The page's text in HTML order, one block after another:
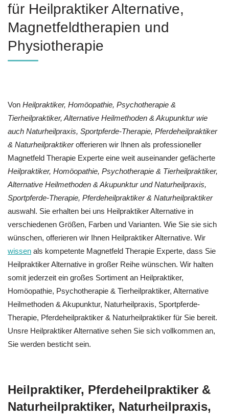
für Heilpraktiker Alternative,
Magnetfeldtherapien und
Physiotherapie
Von Heilpraktiker, ‎Homöopathie, ‎Psychotherapie &
‎Tierheilpraktiker, Alternative Heilmethoden & Akupunktur wie
auch Naturheilpraxis, Sportpferde-Therapie, Pferdeheilpraktiker
& Naturheilpraktikerofferieren wir Ihnen als professioneller
Magnetfeld Therapie Experte eine weit auseinander gefächerte
Heilpraktiker, ‎Homöopathie, ‎Psychotherapie & ‎Tierheilpraktiker,
Alternative Heilmethoden & Akupunktur und Naturheilpraxis,
Sportpferde-Therapie, Pferdeheilpraktiker & Naturheilpraktiker
auswahl. Sie erhalten bei uns Heilpraktiker Alternative in
verschiedenen Größen, Farben und Varianten. Wie Sie sie sich
wünschen, offerieren wir Ihnen Heilpraktiker Alternative. Wir
wissen als kompetente Magnetfeld Therapie Experte, dass Sie
Heilpraktiker Alternative in großer Reihe wünschen. Wir halten
somit jederzeit ein großes Sortiment an Heilpraktiker,
‎Homöopathie, ‎Psychotherapie & ‎Tierheilpraktiker, Alternative
Heilmethoden & Akupunktur, Naturheilpraxis, Sportpferde-
Therapie, Pferdeheilpraktiker & Naturheilpraktiker für Sie bereit.
Unsre Heilpraktiker Alternative sehen Sie sich vollkommen an,
Sie werden besticht sein.
Heilpraktiker, Pferdeheilpraktiker &
Naturheilpraktiker, Naturheilpraxis,